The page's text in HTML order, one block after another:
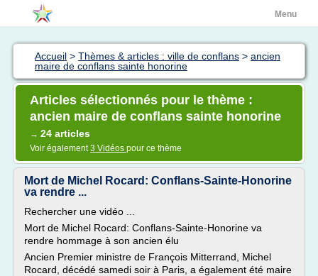
Menu
Accueil > Thèmes & articles : ville de conflans > ancien
maire de conflans sainte honorine
Articles sélectionnés pour le thème :
ancien maire de conflans sainte honorine
→ 24 articles
Voir également3 Vidéos pour ce thème
Mort de Michel Rocard: Conflans-Sainte-Honorine
va rendre ...
Rechercher une vidéo ...
Mort de Michel Rocard: Conflans-Sainte-Honorine va
rendre hommage à son ancien élu
Ancien Premier ministre de François Mitterrand, Michel
Rocard, décédé samedi soir à Paris, a également été maire